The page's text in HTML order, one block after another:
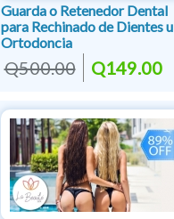
Guarda o Retenedor Dental
para Rechinado de Dientes u
Ortodoncia
Q500.00 Q149.00